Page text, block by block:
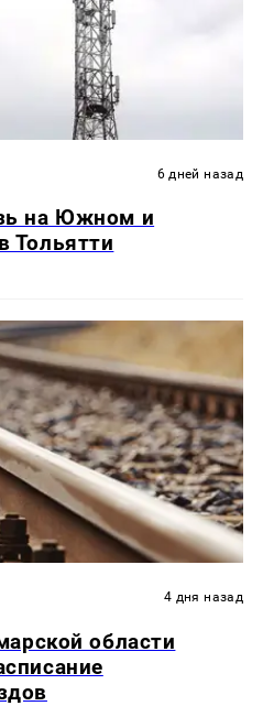
6 дней назад
на Южном и
Тольятти
4 дня назад
области